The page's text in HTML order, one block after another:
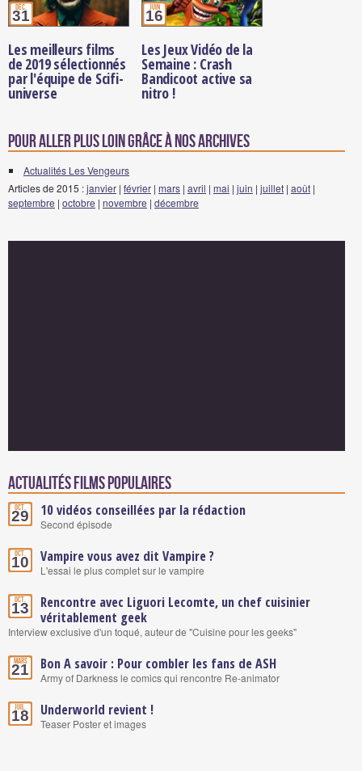
déc.
31
Les meilleurs films
de 2019 sélectionnés
par l'équipe de Scifi-
universe
juin
16
Les Jeux Vidéo de la
Semaine : Crash
Bandicoot active sa
nitro !
Pour aller plus loin grâce à nos archives
Actualités Les Vengeurs
Articles de 2015 :janvier | février | mars | avril | mai | juin | juillet | août |
septembre | octobre | novembre | décembre
Actualités Films populaires
Oct.
29 10 vidéos conseillées par la rédaction
Second épisode
Oct.
10 Vampire vous avez dit Vampire ?
L'essai le plus complet sur le vampire
Oct.
13
Rencontre avec Liguori Lecomte, un chef cuisinier
véritablement geek
Interview exclusive d'un toqué, auteur de "Cuisine pour les geeks"
Mars
21 Bon A savoir : Pour combler les fans de ASH
Army of Darkness le comics qui rencontre Re-animator
Juil.
18 Underworld revient !
Teaser Poster et images